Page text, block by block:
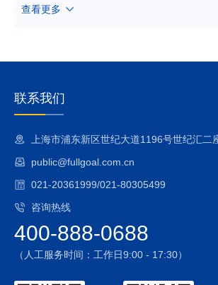
目标指数成份股的价格可能受到政治因素、
险。
标的指数成份股可能因各种原因临时或长期
停牌时可能面临如下风险：
误差扩大。
[2]若成份股停牌时间较长，在约定时间内仍
出的，由此可能影响投资者的投资损益并使
[3]在极端情况下，标的指数成份股可能大面
无法及时卖出成份股以获取足额的现金，由
采取暂停赎回等流动性风险控制措施，投资
（4）跟踪误差控制未达约定目标的风险
查看更多
联系我们
上海市浦东新区世纪大道1196号世纪汇二
public@fullgoal.com.cn
021-20361999/021-80305499
咨询热线
400-888-0688
（人工服务时间：工作日9:00 - 17:30）